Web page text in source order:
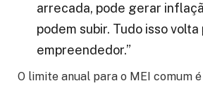
arrecada, pode gerar
podem subir. Tudo isso volta
empreendedor.”
O limite anual para o MEI comum